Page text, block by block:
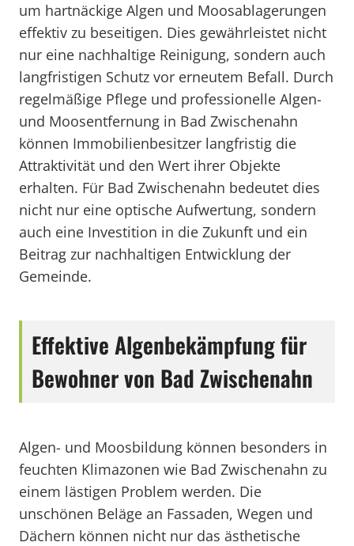
um hartnäckige Algen und Moosablagerungen
effektiv zu beseitigen. Dies gewährleistet nicht
nur eine nachhaltige Reinigung, sondern auch
langfristigen Schutz vor erneutem Befall. Durch
regelmäßige Pflege und professionelle Algen-
und Moosentfernung in Bad Zwischenahn
können Immobilienbesitzer langfristig die
Attraktivität und den Wert ihrer Objekte
erhalten. Für Bad Zwischenahn bedeutet dies
nicht nur eine optische Aufwertung, sondern
auch eine Investition in die Zukunft und ein
Beitrag zur nachhaltigen Entwicklung der
Gemeinde.
Effektive Algenbekämpfung für
Bewohner von Bad Zwischenahn
Algen- und Moosbildung können besonders in
feuchten Klimazonen wie Bad Zwischenahn zu
einem lästigen Problem werden. Die
unschönen Beläge an Fassaden, Wegen und
Dächern können nicht nur das ästhetische